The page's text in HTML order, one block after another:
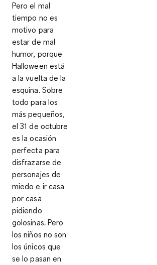
Pero el mal
tiempo no es
motivo para
estar de mal
humor, porque
Halloween está
a la vuelta de la
esquina. Sobre
todo para los
más pequeños,
el 31 de octubre
es la ocasión
perfecta para
disfrazarse de
personajes de
miedo e ir casa
por casa
pidiendo
golosinas. Pero
los niños no son
los únicos que
se lo pasan en